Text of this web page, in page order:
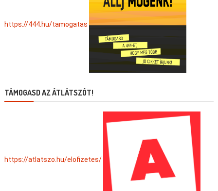
https://444.hu/tamogatas
TÁMOGASD AZ ÁTLÁTSZÓT!
https://atlatszo.hu/elofizetes/